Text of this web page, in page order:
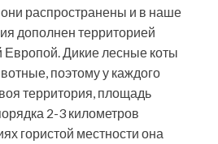
распространены и в наше
дополнен территорией
Европой. Дикие лесные коты
поэтому у каждого
территория, площадь
2-3 километров
гористой местности она